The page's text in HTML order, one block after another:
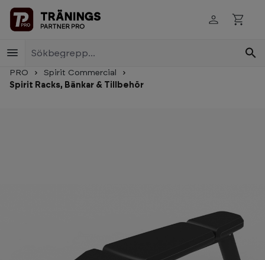
Skip to main content
PRO
Spirit Commercial
Spirit Racks, Bänkar & Tillbehör